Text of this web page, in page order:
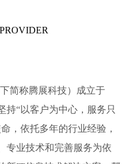
简称腾展科技）成立于
持“以客户为中心，服务只
，依托多年的行业经验，
专业技术和完善服务为依